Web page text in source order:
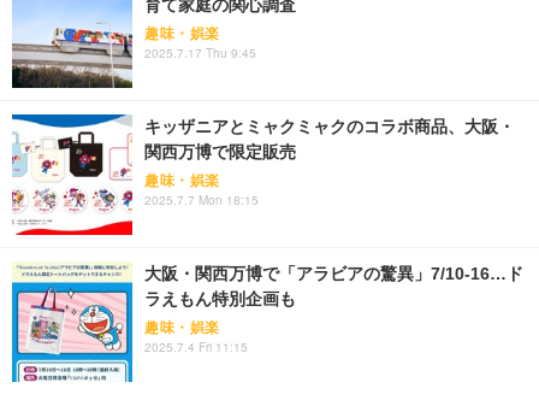
育て家庭の関心調査
趣味・娯楽
2025.7.17 Thu 9:45
キッザニアとミャクミャクのコラボ商品、大阪・
関西万博で限定販売
趣味・娯楽
2025.7.7 Mon 18:15
大阪・関西万博で「アラビアの驚異」7/10-16…ド
ラえもん特別企画も
趣味・娯楽
2025.7.4 Fri 11:15